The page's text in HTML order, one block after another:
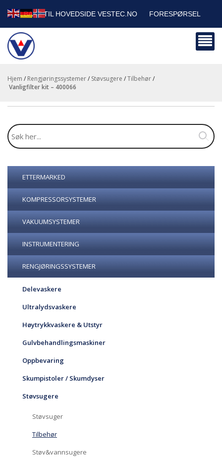
TILBAKE TIL HOVEDSIDE VESTEC.NO FORESPØRSEL
HANDLEVOGN
BEDRIFTSKUNDER
Hjem / Rengjøringssystemer/ Støvsugere /Tilbehør/
vanligfilter kit – 400066
ETTERMARKED
KOMPRESSORSYSTEMER
VAKUUMSYSTEMER
INSTRUMENTERING
RENGJØRINGSSYSTEMER
Delevaskere
Ultralydsvaskere
Høytrykkvaskere & Utstyr
Gulvbehandlingsmaskiner
Oppbevaring
Skumpistoler / Skumdyser
Støvsugere
Støvsuger
Tilbehør
Støv&vannsugere